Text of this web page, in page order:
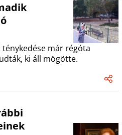
már régóta
ki áll mögötte.